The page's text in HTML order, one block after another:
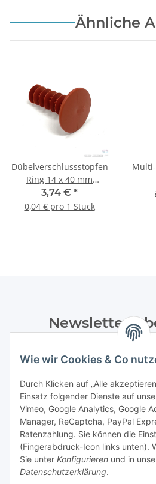
Wie wir Cookies & Co
Durch Klicken auf „Alle
Einsatz folgender Dienste auf
Vimeo, Google Analytics, Google
Manager, ReCaptcha, PayPal
Ratenzahlung. Sie können die
(Fingerabdruck-Icon links unten).
Sie unter Konfigurieren und in
Datenschutzerklärung.
Ähnliche
Dübelverschlussstopfen
Ring 14 x 40 mm
(rot/braun) - 100 Stk.
3,74 € *
0,04 € pro 1 Stück
Newsletter
Datenschutzerklärungregelmäßig
Informationen
Gesetzliche Informationen